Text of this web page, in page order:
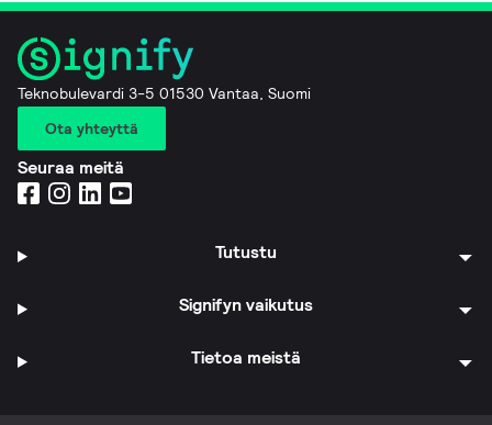
Teknobulevardi 3-5 01530 Vantaa, Suomi
Ota yhteyttä
Seuraa meitä
Tutustu
Signifyn vaikutus
Tietoa meistä